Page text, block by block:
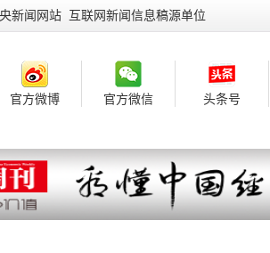
新闻网站 互联网新闻信息稿源单位
官方微博 官方微信 头条号